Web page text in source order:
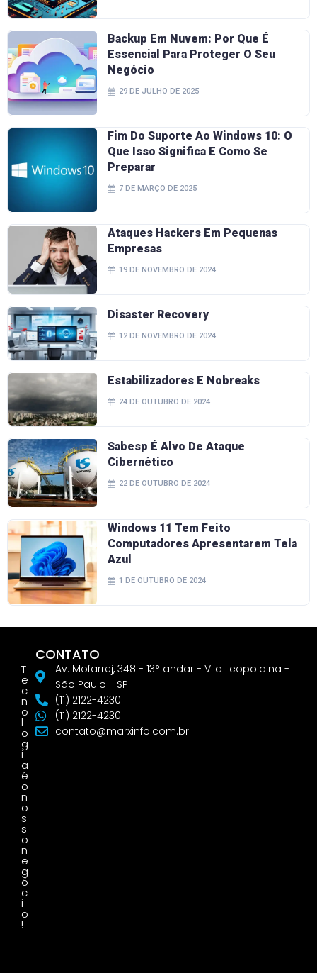
Backup Em Nuvem: Por Que É
Essencial Para Proteger O Seu
Negócio
29 DE JULHO DE 2025
Fim Do Suporte Ao Windows 10: O
Que Isso Significa E Como Se
Preparar
7 DE MARÇO DE 2025
Ataques Hackers Em Pequenas
Empresas
19 DE NOVEMBRO DE 2024
Disaster Recovery
12 DE NOVEMBRO DE 2024
Estabilizadores E Nobreaks
24 DE OUTUBRO DE 2024
Sabesp É Alvo De Ataque
Cibernético
22 DE OUTUBRO DE 2024
Windows 11 Tem Feito
Computadores Apresentarem Tela
Azul
1 DE OUTUBRO DE 2024
T
e
c
n
o
l
o
g
i
a
é
o
n
o
s
s
o
n
e
g
ó
c
i
o
!
CONTATO
Av. Mofarrej, 348 - 13° andar - Vila Leopoldina -
São Paulo - SP
(11) 2122-4230
(11) 2122-4230
contato@marxinfo.com.br